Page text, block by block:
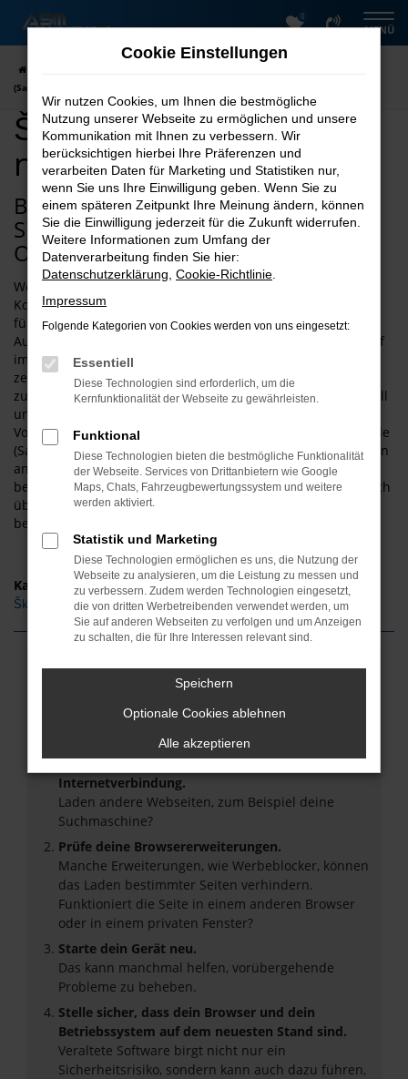
Zum
0
MENÜ
(Saale)
Škoda Octavia kaufen
nach Halle (Saale)
Bei ASM Autoservice Meißner finden
Sie schnell den passenden Škoda
Octavia für Halle (Saale)
Wenn Sie einen Škoda Octavia zu Top-Preisen und Top-
Konditionen kaufen oder mieten möchten, sind Sie bei uns
für Halle (Saale) an der richtigen Stelle. Die ASM
Autovermietung punktet mit 26 Jahren Erfahrung und ist tief
im Harz und der Umgebung verwurzelt. Nicht nur das
zeichnet ASM Autoservice Meißner für Halle (Saale) aus,
zusätzlich gibt es eine große Auswahl anŠkodaModellen. All
unsere Škoda Octavia für Halle (Saale) glänzen mit einer
Vollausstattung. Sie werden staunen, wie schnell es von Halle
(Saale) zu uns und zu unseren überaus günstigen Angeboten
an Fahrzeugen von Škoda Octavia geht. Kommen Sie gerne
bei ASM Autoservice Meißner vorbei und informieren Sie sich
über die passende Škoda Octavia für Halle (Saale). Wir
beraten Sie gerne!
Kategorie
Škoda Octavia Gebrauchtwagen Halle (Saale)
Fehler: Network Error
Beim Laden ist ein Fehler aufgetreten.
Überprüfe deine Firewall und deine
Internetverbindung.
Laden andere Webseiten, zum Beispiel deine
Suchmaschine?
Prüfe deine Browsererweiterungen.
Manche Erweiterungen, wie Werbeblocker, können
das Laden bestimmter Seiten verhindern.
Funktioniert die Seite in einem anderen Browser
oder in einem privaten Fenster?
Starte dein Gerät neu.
Das kann manchmal helfen, vorübergehende
Probleme zu beheben.
Stelle sicher, dass dein Browser und dein
Betriebssystem auf dem neuesten Stand sind.
Veraltete Software birgt nicht nur ein
Sicherheitsrisiko, sondern kann auch dazu führen,
Cookie Einstellungen
Wir nutzen Cookies, um Ihnen die bestmögliche
Nutzung unserer Webseite zu ermöglichen und unsere
Kommunikation mit Ihnen zu verbessern. Wir
berücksichtigen hierbei Ihre Präferenzen und
verarbeiten Daten für Marketing und Statistiken nur,
wenn Sie uns Ihre Einwilligung geben. Wenn Sie zu
einem späteren Zeitpunkt Ihre Meinung ändern, können
Sie die Einwilligung jederzeit für die Zukunft widerrufen.
Weitere Informationen zum Umfang der
Datenverarbeitung finden Sie hier:
Datenschutzerklärung Cookie-Richtlinie
Impressum
Folgende Kategorien von Cookies werden von uns eingesetzt:
Essentiell
Diese Technologien sind erforderlich, um die
Kernfunktionalität der Webseite zu gewährleisten.
Funktional
Diese Technologien bieten die bestmögliche Funktionalität
der Webseite. Services von Drittanbietern wie Google
Maps, Chats, Fahrzeugbewertungssystem und weitere
werden aktiviert.
Statistik und Marketing
Diese Technologien ermöglichen es uns, die Nutzung der
Webseite zu analysieren, um die Leistung zu messen und
zu verbessern. Zudem werden Technologien eingesetzt,
die von dritten Werbetreibenden verwendet werden, um
Sie auf anderen Webseiten zu verfolgen und um Anzeigen
zu schalten, die für Ihre Interessen relevant sind.
Speichern
Optionale Cookies ablehnen
Alle akzeptieren